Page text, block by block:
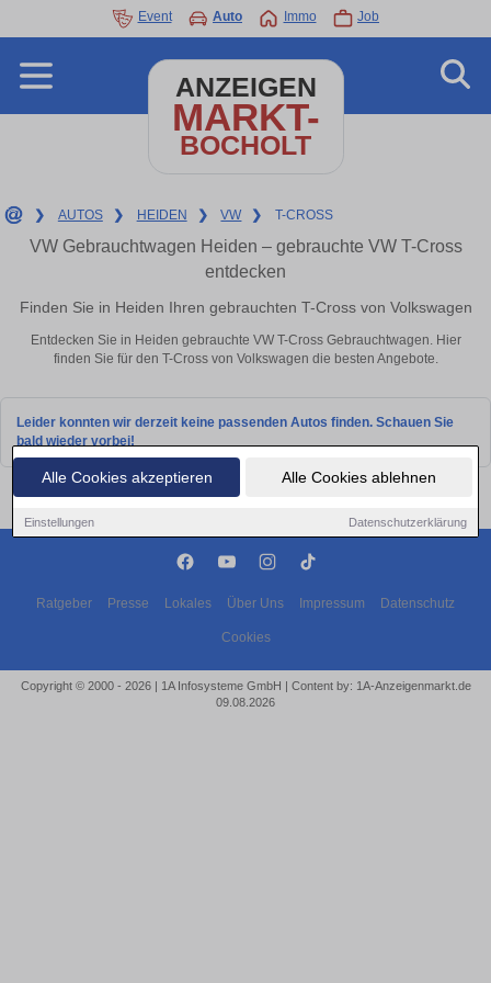
Alle Cookies akzeptieren Alle Cookies ablehnen
Einstellungen Datenschutzerklärung
Event Auto Immo Job
ANZEIGEN
MARKT-
BOCHOLT
❯ AUTOS ❯ HEIDEN ❯ VW ❯ T-CROSS
VW Gebrauchtwagen Heiden – gebrauchte VW T-Cross
entdecken
Finden Sie in Heiden Ihren gebrauchten T-Cross von Volkswagen
Entdecken Sie in Heiden gebrauchte VW T-Cross Gebrauchtwagen. Hier
finden Sie für den T-Cross von Volkswagen die besten Angebote.
Leider konnten wir derzeit keine passenden Autos finden. Schauen Sie
bald wieder vorbei!
Ratgeber Presse Lokales Über Uns Impressum Datenschutz
Cookies
Copyright © 2000 - 2026 | 1A Infosysteme GmbH | Content by: 1A-Anzeigenmarkt.de
09.08.2026